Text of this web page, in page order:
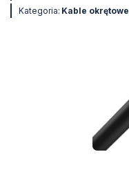
Kategoria: Kable okrętowe